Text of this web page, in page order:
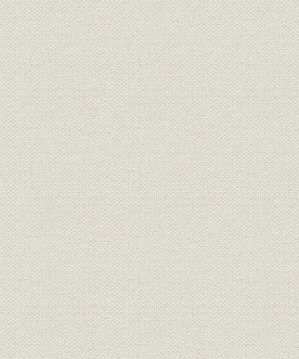
契約種別別販売電力量の推移
当社管内家庭用小型機器普及率の推移
お客さま一軒当たり停電状況の推移
従業員数の推移
設備の概要
基幹送電系統の変遷
設備の推移
発受電の推移